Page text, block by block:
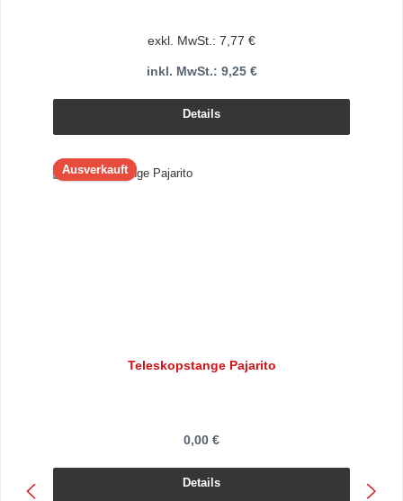
exkl. MwSt.: 7,77 €
inkl. MwSt.: 9,25 €
Details
Ausverkauft
Teleskopstange Pajarito
0,00 €
Details